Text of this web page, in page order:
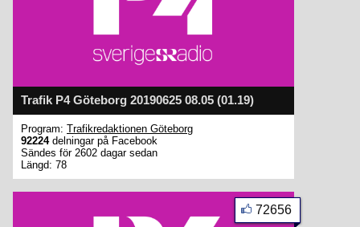
Trafik P4 Göteborg 20190625 08.05 (01.19)
Program: Trafikredaktionen Göteborg
92224delningar på Facebook
Sändes för 2602 dagar sedan
Längd: 78
72656